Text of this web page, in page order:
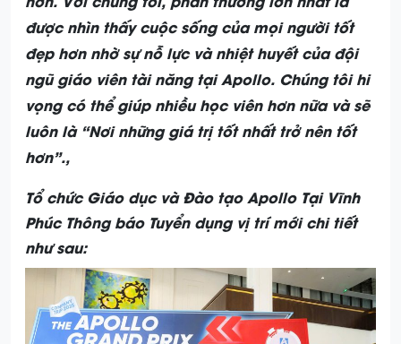
được nhìn thấy cuộc sống của mọi người tốt
đẹp hơn nhờ sự nỗ lực và nhiệt huyết của đội
ngũ giáo viên tài năng tại Apollo. Chúng tôi hi
vọng có thể giúp nhiều học viên hơn nữa và sẽ
luôn là “Nơi những giá trị tốt nhất trở nên tốt
hơn”.,
Tổ chức Giáo dục và Đào tạo Apollo Tại Vĩnh
Phúc Thông báo Tuyển dụng vị trí mới chi tiết
như sau: